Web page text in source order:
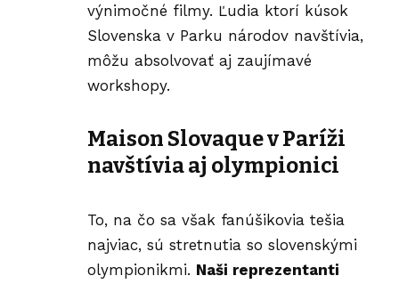
výnimočné filmy. Ľudia ktorí kúsok
Slovenska v Parku národov navštívia,
môžu absolvovať aj zaujímavé
workshopy.
Maison Slovaque v Paríži
navštívia aj olympionici
To, na čo sa však fanúšikovia tešia
najviac, sú stretnutia so slovenskými
olympionikmi. Naši reprezentanti